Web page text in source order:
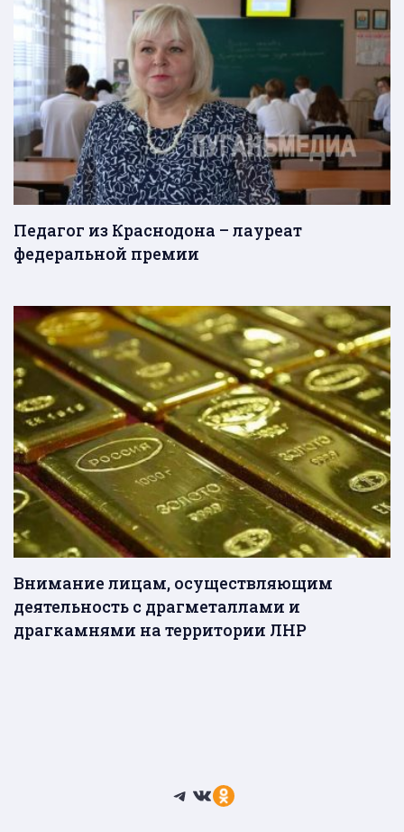
Педагог из Краснодона – лауреат
федеральной премии
Внимание лицам, осуществляющим
деятельность с драгметаллами и
драгкамнями на территории ЛНР
Telegram
ВКонтакте
Ссылка